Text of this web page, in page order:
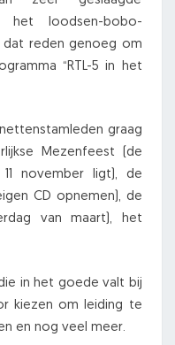
het loodsen-bobo-
dat reden genoeg om
“RTL-5 in het
graag
Mezenfeest (de
november ligt), de
CD opnemen), de
van maart), het
in het goede valt bij
kiezen om leiding te
en nog veel meer.